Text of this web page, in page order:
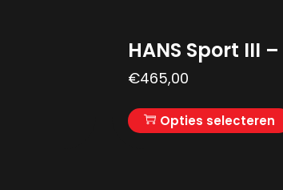
HANS Sport III –
€465,00
Opties selecteren